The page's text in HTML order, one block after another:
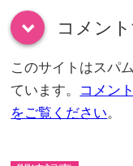
down コメン
このサイトはスパ
ています。 コメン
をご覧ください。